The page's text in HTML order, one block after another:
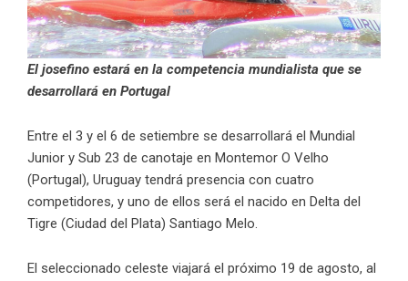
El josefino estará en la competencia mundialista que se
desarrollará en Portugal
Entre el 3 y el 6 de setiembre se desarrollará el Mundial
Junior y Sub 23 de canotaje en Montemor O Velho
(Portugal), Uruguay tendrá presencia con cuatro
competidores, y uno de ellos será el nacido en Delta del
Tigre (Ciudad del Plata) Santiago Melo.
El seleccionado celeste viajará el próximo 19 de agosto, al